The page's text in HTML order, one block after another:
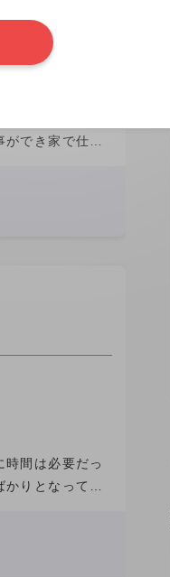
プにつながる
でき家で仕事
ワークが普及
間は必要だっ
りとなってい
というより